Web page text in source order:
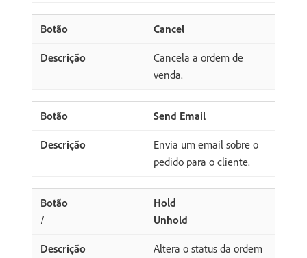
Cancel
Cancela a ordem de
venda.
Send Email
Envia um email sobre o
pedido para o cliente.
Hold
/
Unhold
Altera o status da ordem